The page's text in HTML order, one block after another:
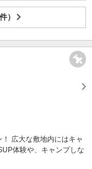
）
広大な敷地内にはキャ
体験や、キャンプしな